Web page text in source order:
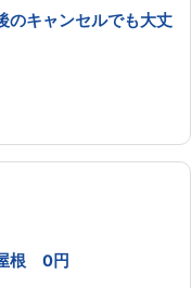
のキャンセルでも大丈
根 0円